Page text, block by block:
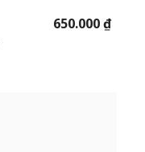
650.000 ₫